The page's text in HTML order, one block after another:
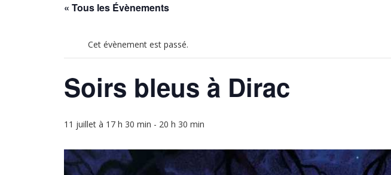
« Tous les Évènements
Cet évènement est passé.
Soirs bleus à Dirac
11 juillet à 17 h 30 min - 20 h 30 min